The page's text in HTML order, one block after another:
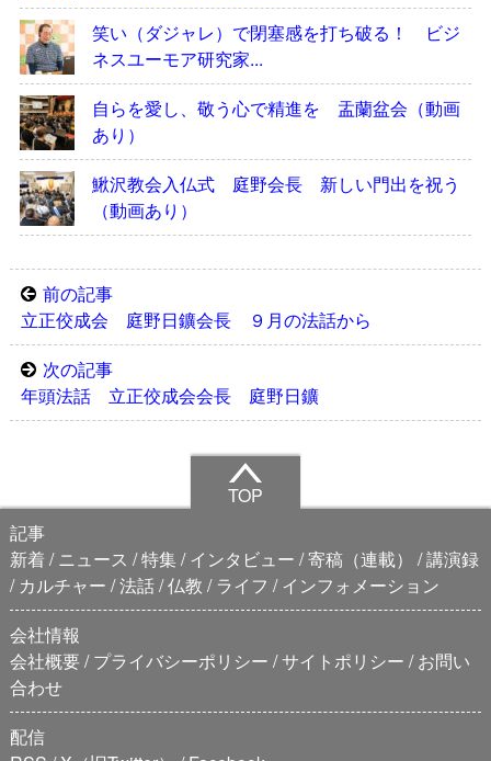
笑い（ダジャレ）で閉塞感を打ち破る！ ビジ
ネスユーモア研究家...
自らを愛し、敬う心で精進を 盂蘭盆会（動画
あり）
鰍沢教会入仏式 庭野会長 新しい門出を祝う
（動画あり）
前の記事
立正佼成会 庭野日鑛会長 ９月の法話から
次の記事
年頭法話 立正佼成会会長 庭野日鑛
TOP
記事
新着
ニュース 特集 インタビュー 寄稿（連載）
講演録
カルチャー 法話 仏教 ライフ
インフォメーション
会社情報
会社概要 プライバシーポリシー サイトポリシー
お問い
合わせ
配信